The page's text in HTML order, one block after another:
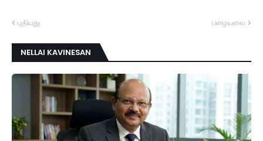
புதியது பழையவை
NELLAI KAVINESAN